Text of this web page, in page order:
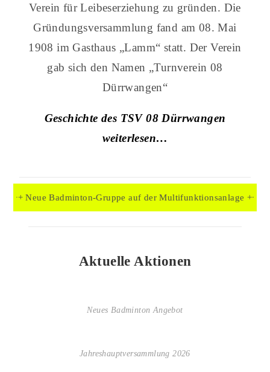
Verein für Leibeserziehung zu gründen. Die
Gründungsversammlung fand am 08. Mai
1908 im Gasthaus „Lamm“ statt. Der Verein
gab sich den Namen „Turnverein 08
Dürrwangen“
Geschichte des TSV 08 Dürrwangen
weiterlesen…
Badminton-Gruppe auf der Multifunktionsanlage +++
Aktuelle Aktionen
Neues Badminton Angebot
Jahreshauptversammlung 2026